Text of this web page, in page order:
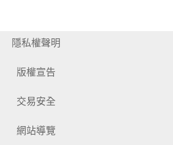
隱私權聲明
版權宣告
交易安全
網站導覽